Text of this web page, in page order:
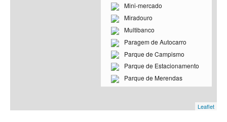
Mini-mercado
Miradouro
Multibanco
Paragem de Autocarro
Parque de Campismo
Parque de Estacionamento
Parque de Merendas
Leaflet